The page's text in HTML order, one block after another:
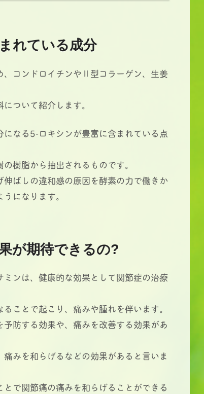
れている成分
、コンドロイチンやⅡ型コラーゲン、生姜
ついて紹介します。
なる5-ロキシンが豊富に含まれている点
樹脂から抽出されるものです。
ばしの違和感の原因を酵素の力で働きか
になります。
が期待できるの?
ンは、健康的な効果として関節症の治療
ことで起こり、痛みや腫れを伴います。
防する効果や、痛みを改善する効果があ
みを和らげるなどの効果があると言いま
で関節痛の痛みを和らげることができる